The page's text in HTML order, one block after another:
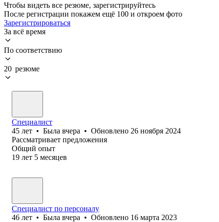
Чтобы видеть все резюме, зарегистрируйтесь
После регистрации покажем ещё 100 и откроем фото
Зарегистрироваться
За всё время
По соответствию
20 резюме
Специалист
45 лет • Была вчера • Обновлено 26 ноября 2024
Рассматривает предложения
Общий опыт
19 лет 5 месяцев
Специалист по персоналу
46 лет • Была вчера • Обновлено 16 марта 2023